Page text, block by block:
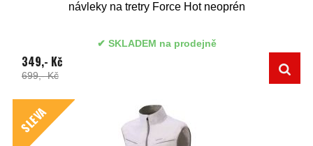
návleky na tretry Force Hot neoprén
SKLADEM na prodejně
349,- Kč
699,- Kč
SLEVA